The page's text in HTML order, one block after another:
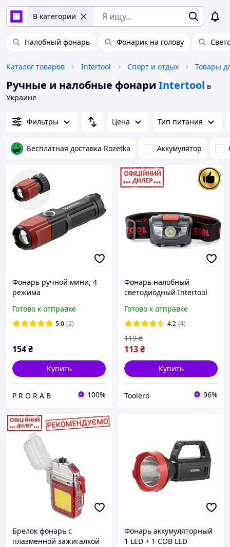
В категории
Налобный фонарь Фонарик на голову
Каталог товаров Intertool Спорт и отдых Товары
Ручные и налобные фонари Intertool в
Украине
Фильтры Цена Тип питания
Бесплатная доставка Rozetka Аккумулятор
Фонарь ручной мини, 4
режима
Готово к отправке
5.0 (2)
154₴
Купить
P R O R A B 100%
Фонарь налобный
светодиодный Intertool
пылевлагозащищенный
корпус, 4 режима работы,
1 Вт+2 LED,
Готово к отправке
4.2 (4)
113₴
119 ₴
Купить
Toolero 96%
Брелок фонарь с
плазменной зажигалкой
Фонарь аккумуляторный
1 LED + 1 COB LED